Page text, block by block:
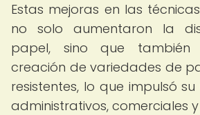
Estas mejoras en las
no solo aumentaron la
papel, sino que también
creación de variedades de
resistentes, lo que impulsó
administrativos, comerciales